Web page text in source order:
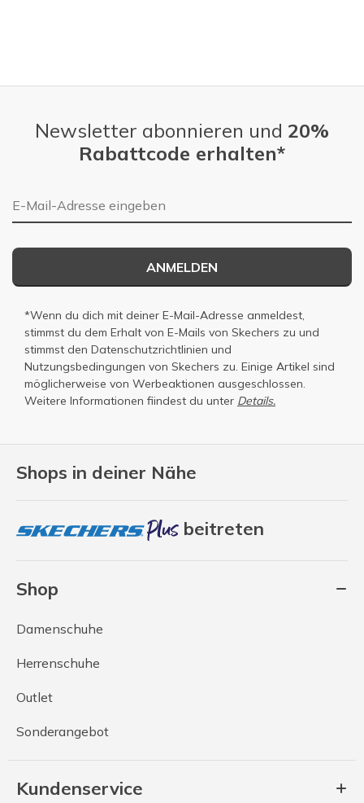
Shops in deiner Nähe
beitreten
Shop
Damenschuhe
Herrenschuhe
Outlet
Sonderangebot
Kundenservice
Newsletter abonnieren und 20%
Rabattcode erhalten*
E-Mail-Adresse
ANMELDEN
*Wenn du dich mit deiner E-Mail-Adresse anmeldest,
stimmst du dem Erhalt von E-Mails von Skechers zu und
stimmst den Datenschutzrichtlinien und
Nutzungsbedingungen von Skechers zu. Einige Artikel sind
möglicherweise von Werbeaktionen ausgeschlossen.
Weitere Informationen fiindest du unter Details.